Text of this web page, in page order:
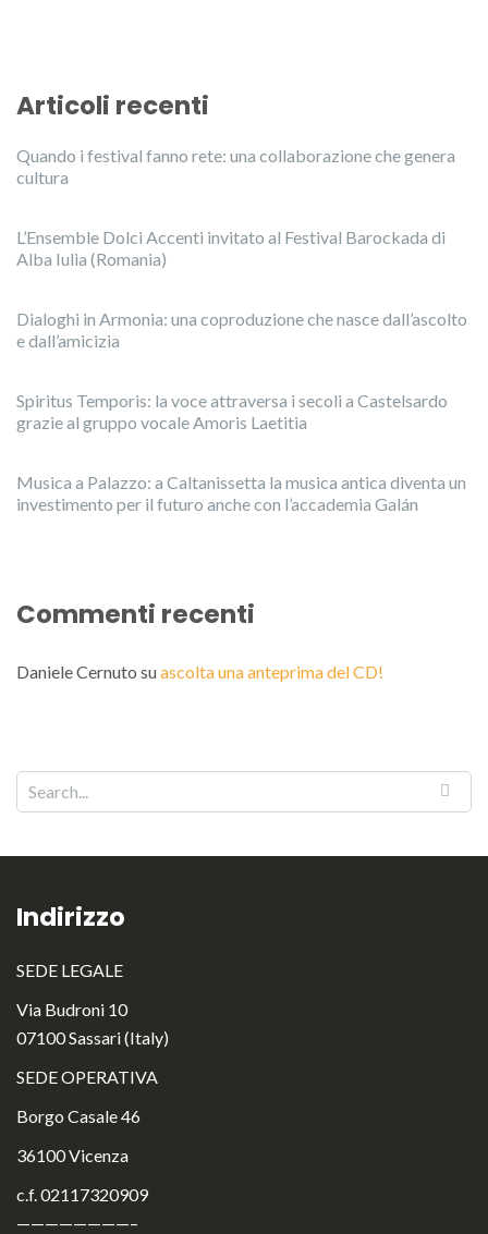
Articoli recenti
Quando i festival fanno rete: una collaborazione che genera
cultura
L’Ensemble Dolci Accenti invitato al Festival Barockada di
Alba Iulia (Romania)
Dialoghi in Armonia: una coproduzione che nasce dall’ascolto
e dall’amicizia
Spiritus Temporis: la voce attraversa i secoli a Castelsardo
grazie al gruppo vocale Amoris Laetitia
Musica a Palazzo: a Caltanissetta la musica antica diventa un
investimento per il futuro anche con l’accademia Galán
Commenti recenti
Daniele Cernuto suascolta una anteprima del CD!
Indirizzo
SEDE LEGALE
Via Budroni 10
07100 Sassari (Italy)
SEDE OPERATIVA
Borgo Casale 46
36100 Vicenza
c.f. 02117320909
————————–